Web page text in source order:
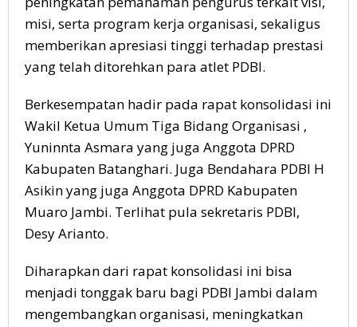
misi, serta program kerja organisasi, sekaligus
memberikan apresiasi tinggi terhadap prestasi
yang telah ditorehkan para atlet PDBI.
Berkesempatan hadir pada rapat konsolidasi ini
Wakil Ketua Umum Tiga Bidang Organisasi ,
Yuninnta Asmara yang juga Anggota DPRD
Kabupaten Batanghari. Juga Bendahara PDBI H
Asikin yang juga Anggota DPRD Kabupaten
Muaro Jambi. Terlihat pula sekretaris PDBI,
Desy Arianto.
Diharapkan dari rapat konsolidasi ini bisa
menjadi tonggak baru bagi PDBI Jambi dalam
mengembangkan organisasi, meningkatkan